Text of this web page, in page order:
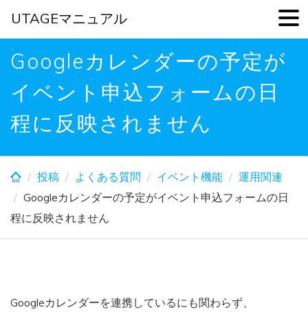
Skip
content
Googleカレンダーの予定が
イベント申込フォームの日
程に反映されません
投稿 よくある質問 イベント機能
運用関連
Googleカレンダーの予定がイベント申込フォームの日
程に反映されません
Googleカレンダーを連携しているにも関わらず、
UTAGEマニュアル